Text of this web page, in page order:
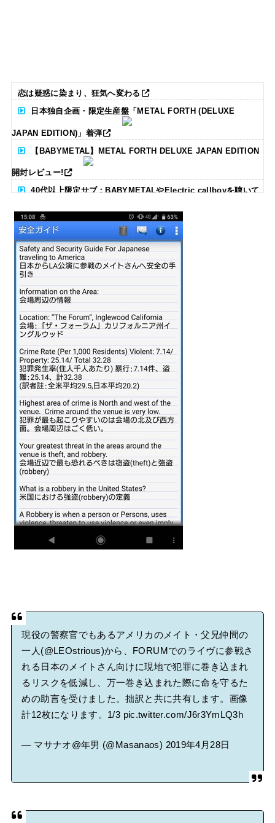
恋は疑惑に染まり、狂気へ変わる
日本独自企画・限定生産盤「METAL FORTH (DELUXE
JAPAN EDITION)」着弾
【BABYMETAL】METAL FORTH DELUXE JAPAN EDITION
開封レビュー!
40代以上限定サブ：BABYMETALやElectric callboyを聴いて
る人いる？ 【海外の反応】
BABYMETAL「CANNONBALL外伝」グッズ販売決定
タワーレコード新宿店にてBABYMETALのパネル展が開催中
Powered by livedoor 相互RSS
現役の警察官でもあるアメリカのメイト・父兄仲間の
一人(@LEOstrious)から、FORUMでのライヴに参戦さ
れる日本のメイトさん向けに現地で犯罪に巻き込まれ
るリスクを低減し、万一巻き込まれた際に命を守るた
めの助言を受けました。拙訳と共に共有します。画像
計12枚になります。1/3 pic.twitter.com/J6r3YmLQ3h
— マサナオ@年男 (@Masanaos) 2019年4月28日